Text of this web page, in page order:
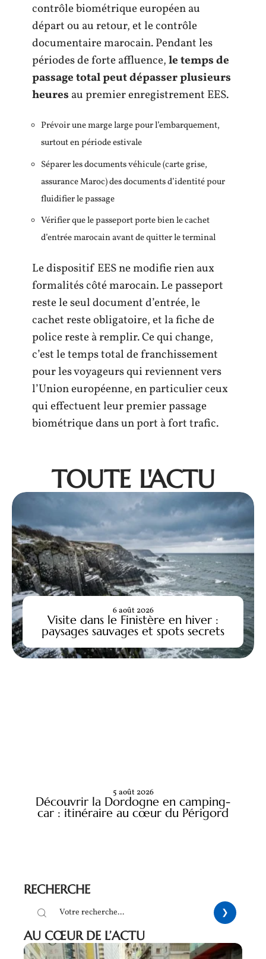
contrôle biométrique européen au
départ ou au retour, et le contrôle
documentaire marocain. Pendant les
périodes de forte affluence,le temps de
passage total peut dépasser plusieurs
heures au premier enregistrement EES.
Prévoir une marge large pour l’embarquement,
surtout en période estivale
Séparer les documents véhicule (carte grise,
assurance Maroc) des documents d’identité pour
fluidifier le passage
Vérifier que le passeport porte bien le cachet
d’entrée marocain avant de quitter le terminal
Le dispositif EES ne modifie rien aux
formalités côté marocain. Le passeport
reste le seul document d’entrée, le
cachet reste obligatoire, et la fiche de
police reste à remplir. Ce qui change,
c’est le temps total de franchissement
pour les voyageurs qui reviennent vers
l’Union européenne, en particulier ceux
qui effectuent leur premier passage
biométrique dans un port à fort trafic.
TOUTE L'ACTU
Visite dans le Finistère en hiver :
paysages sauvages et spots secrets
6 août 2026
Découvrir la Dordogne en camping-
car : itinéraire au cœur du Périgord
5 août 2026
RECHERCHE
AU CŒUR DE L’ACTU